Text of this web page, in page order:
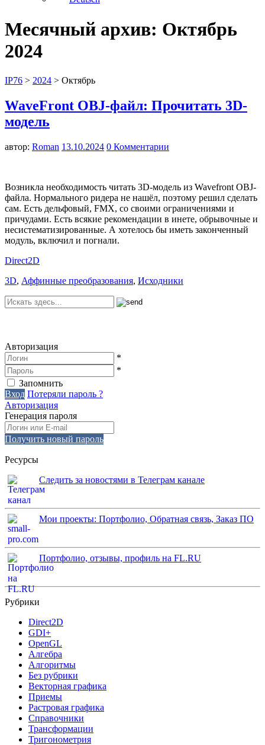
Месячный архив: Октябрь
2024
IP76 > 2024 > Октябрь
WaveFront OBJ-файл: Прочитать 3D-
модель
автор: Roman 13.10.2024 0 Комментарии
Возникла необходимость читать 3D-модель из Wavefront OBJ-
файла. Нормального ридера не нашёл, поэтому решил сделать
сам. Есть дельфовый, FMX, со своими ограничениями и
причудами. Есть всякие рекомендации в инете, обрывочные и
несистематизированные. А хотелось бы иметь законченный
модуль, включил и погнали.
Direct2D
3D, Аффинные преобразования, Исходники
Авторизация
*
*
Запомнить
Вход Потеряли пароль ?
Авторизация
Генерация пароля
Получить новый пароль
Ресурсы
Следить за новостями в Телеграм канале
Мои проекты: Портфолио, Обратная связь, Заказ ПО
Портфолио, отзывы, профиль на FL.RU
Рубрики
Direct2D
GDI+
OpenGL
Алгебра
Алгоритмы
Без рубрики
Векторная графика
Приемы
Растровая графика
Справочники
Трансформации
Тригонометрия